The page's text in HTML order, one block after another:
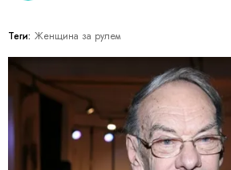
Теги: Женщина за рулем